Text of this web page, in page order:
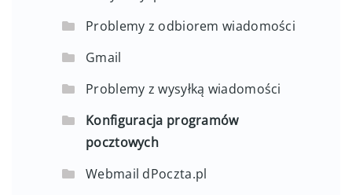
Problemy z odbiorem wiadomości
Gmail
Problemy z wysyłką wiadomości
Konfiguracja programów
pocztowych
Webmail dPoczta.pl